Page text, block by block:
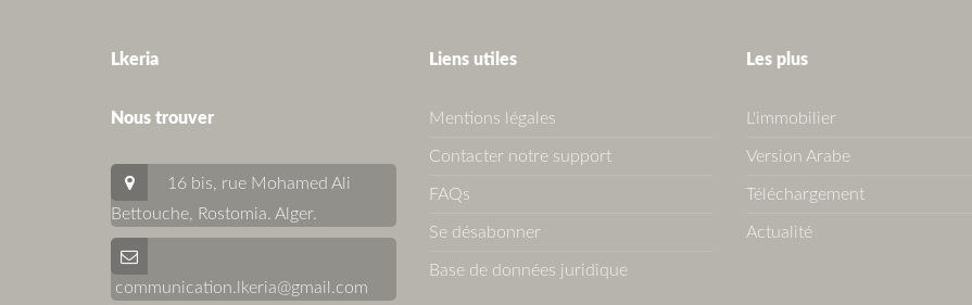
Lkeria
Nous trouver
16 bis, rue Mohamed Ali
Bettouche, Rostomia. Alger.
communication.lkeria@gmail.com
Liens utiles
Mentions légales
Contacter notre support
FAQs
Se désabonner
Base de données juridique
Les plus
L'immobilier
Version Arabe
Téléchargement
Actualité